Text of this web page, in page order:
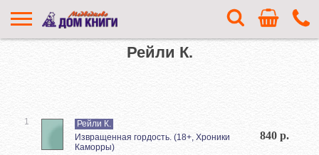
Рейли К.
1
Рейли К.
Извращенная гордость. (18+, Хроники
Каморры)
840 р.